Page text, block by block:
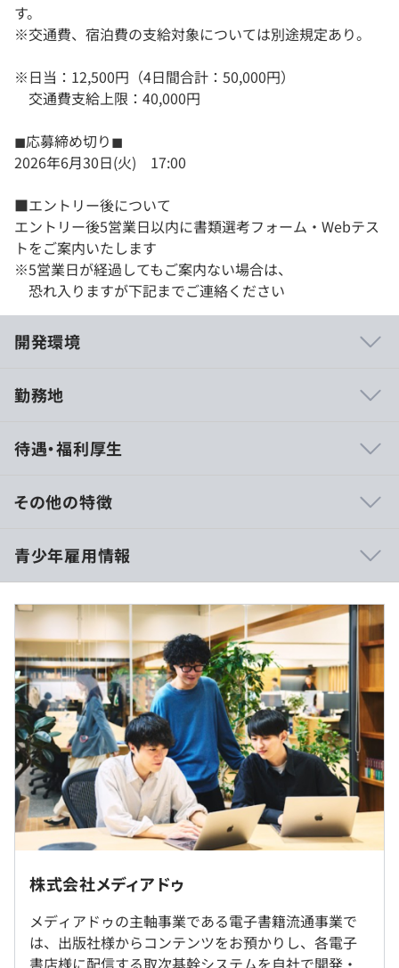
す。
※交通費、宿泊費の支給対象については別途規定あり。
※日当：12,500円（4日間合計：50,000円）
交通費支給上限：40,000円
◼︎応募締め切り◼︎
2026年6月30日(火) 17:00
■エントリー後について
エントリー後5営業日以内に書類選考フォーム・Webテス
トをご案内いたします
※5営業日が経過してもご案内ない場合は、
恐れ入りますが下記までご連絡ください
開発環境
新プロダクトはすべてAmazon Web サービス（以下
います。
これまで電子書籍配信システムや電子書店ストアシステム
運用してきましたが、拡張性・耐久性・処理速度等のパフ
ォーマンスの向上を目指し、全社的にクラウドへの移行を
行いました。
AWSはメディアドゥが現在開発を進めているブロックチ
ェーン技術の利用や海外展開にも最適かつ、AWSに切り替
えたことにより可用性と冗長性が高まり、システムの稼働
率上昇および障害・災害発生時の耐障害性を兼ね備えた環
境が整いました。
＜学習のための取り組み＞
書籍購入や研修費用負担のほか、社内外向け勉強会の開催
を開催しています。
＜エンジニアの成長支援＞
・資格取得支援
・書籍購入支援
勤務地
受動喫煙防止措置に関する事項
・従業員に対する受動喫煙対策：あり
対策内容：屋内原則禁煙（喫煙室あり）
待遇・福利厚生
休憩時間：休憩：1時間
平均残業時間：インターンシップのため、基本残業はあり
ません
インターンシップのため、休日休暇はありません
◆交通費（上限4万円）
◆宿泊費（支給対象者は別途社内規定による）
インターンシップのため、昇給・昇格はありません
その他の特徴
青少年雇用情報
過去３年間の新卒採用者数・離職者数
前年度 採用者数6人 離職者数0人
2年度前 採用者数10人 離職者数2人
3年度前 採用者数9人 離職者数3人
過去３年間の新卒採用者数の男女別人数
前年度 男性4人 女性2人
2年度前 男性6人 女性4人
3年度前 男性6人 女性3人
平均勤続年数
6.0年
研修の有無及び内容
内定者研修／新入社員研修／フォローアップ研修／新卒技
株式会社メディアドゥ
メディアドゥの主軸事業である電子書籍流通事業で
は、出版社様からコンテンツをお預かりし、各電子